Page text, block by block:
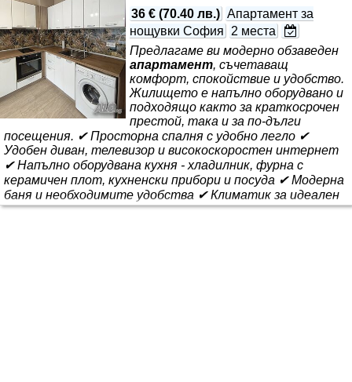
36 € (70.40 лв.) Апартамент за
нощувки София 2 места
Предлагаме ви модерно обзаведен
апартамент, съчетаващ
комфорт, спокойствие и удобство.
Жилището е напълно оборудвано и
подходящо както за краткосрочен
престой, така и за по-дълги
посещения. ✔ Просторна спалня с удобно легло ✔
Удобен диван, телевизор и високоскоростен интернет
✔ Напълно оборудвана кухня - хладилник, фурна с
керамичен плот, кухненски прибори и посуда ✔ Модерна
баня и необходимите удобства ✔ Климатик за идеален
комфорт през всеки сезон ✔ Безплатен паркинг и лесен